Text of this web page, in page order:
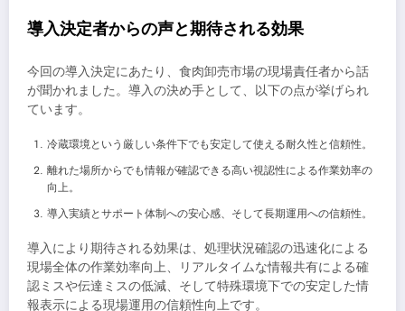
導入決定者からの声と期待される効果
今回の導入決定にあたり、食肉卸売市場の現場責任者から話
が聞かれました。導入の決め手として、以下の点が挙げられ
ています。
冷蔵環境という厳しい条件下でも安定して使える耐久性と信頼性。
離れた場所からでも情報が確認できる高い視認性による作業効率の
向上。
導入実績とサポート体制への安心感、そして長期運用への信頼性。
導入により期待される効果は、処理状況確認の迅速化による
現場全体の作業効率向上、リアルタイムな情報共有による確
認ミスや伝達ミスの低減、そして特殊環境下での安定した情
報表示による現場運用の信頼性向上です。